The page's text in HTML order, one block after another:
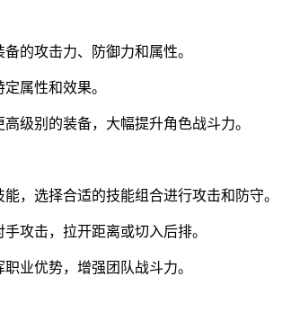
的攻击力、防御力和属性。
属性和效果。
级别的装备，大幅提升角色战斗力。
，选择合适的技能组合进行攻击和防守。
攻击，拉开距离或切入后排。
业优势，增强团队战斗力。